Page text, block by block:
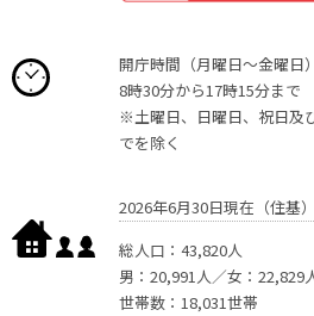
開庁時間（月曜日〜金曜日）
8時30分から17時15分まで
※土曜日、日曜日、祝日及
でを除く
2026年6月30日現在（住基）
総人口：43,820人
男：20,991人／女：22,829
世帯数：18,031世帯